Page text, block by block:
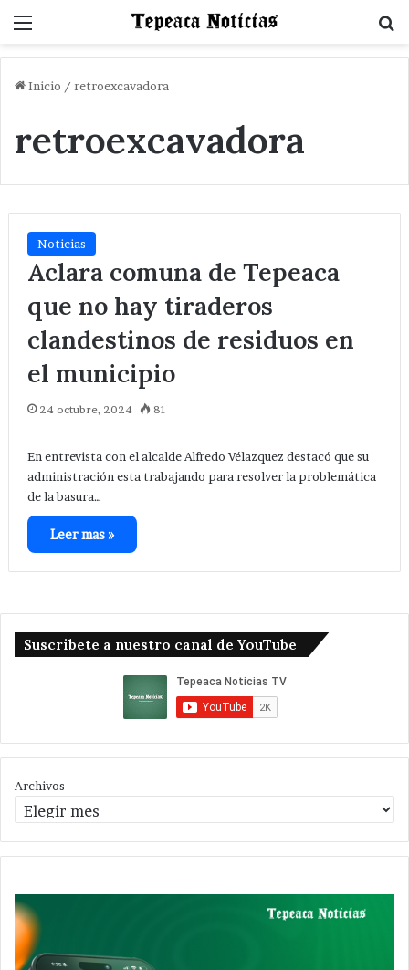
Menu
Inicio / retroexcavadora
retroexcavadora
Noticias
Aclara comuna de Tepeaca
que no hay tiraderos
clandestinos de residuos en
el municipio
24 octubre, 2024 81
En entrevista con el alcalde Alfredo Vélazquez destacó que su
administración esta trabajando para resolver la problemática
de la basura…
Leer mas »
Suscribete a nuestro canal de YouTube
Archivos